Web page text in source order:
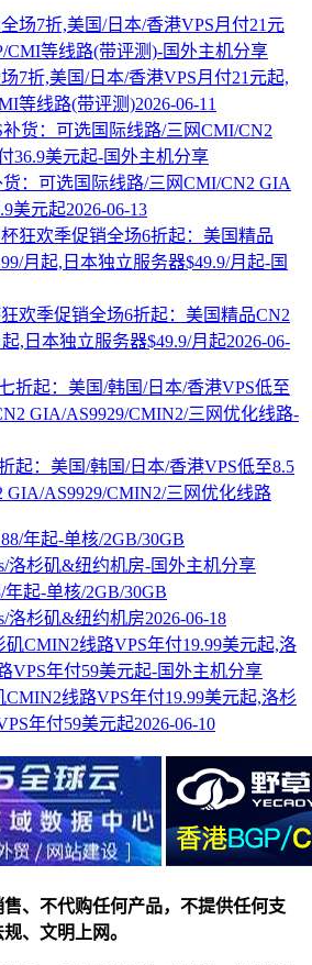
7折,美国/日本/香港VPS月付21元起,
等线路(带评测)2026-06-11
：可选国际线路/三网CMI/CN2 GIA
美元起2026-06-13
欢季促销全场6折起：美国精品CN2
,日本独立服务器$49.9/月起2026-06-
起：美国/韩国/日本/香港VPS低至8.5
GIA/AS9929/CMIN2/三网优化线路
年起-单核/2GB/30GB
洛杉矶&纽约机房2026-06-18
CMIN2线路VPS年付19.99美元起,洛杉
年付59美元起2026-06-10
、不代购任何产品，不提供任何支
、文明上网。